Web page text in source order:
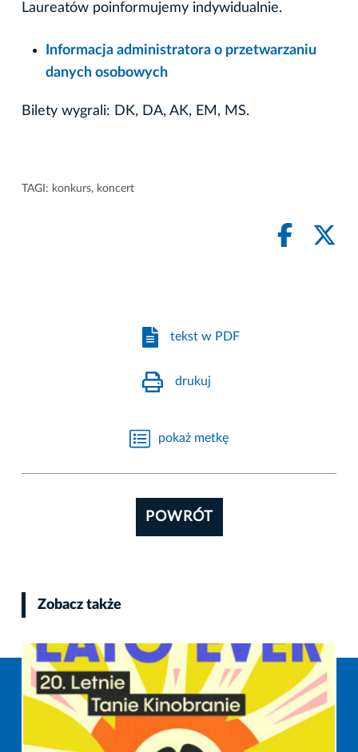
Laureatów poinformujemy indywidualnie.
Informacja administratora o przetwarzaniu
danych osobowych
Bilety wygrali: DK, DA, AK, EM, MS.
TAGI: konkurs, koncert
tekst w PDF
drukuj
pokaż metkę
POWRÓT
Zobacz także